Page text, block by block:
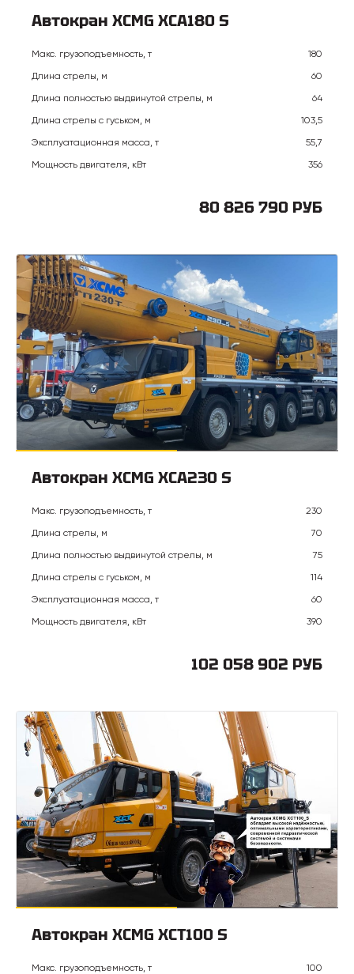
Автокран XCMG XCA180 S
Макс. грузоподъемность, т
180
Длина стрелы, м
60
Длина полностью выдвинутой стрелы, м
64
Длина стрелы с гуськом, м
103,5
Эксплуатационная масса, т
55,7
Мощность двигателя, кВт
356
80 826 790 РУБ
Автокран XCMG XCA230 S
Макс. грузоподъемность, т
230
Длина стрелы, м
70
Длина полностью выдвинутой стрелы, м
75
Длина стрелы с гуськом, м
114
Эксплуатационная масса, т
60
Мощность двигателя, кВт
390
102 058 902 РУБ
Автокран XCMG XCT100 S
Макс. грузоподъемность, т
100